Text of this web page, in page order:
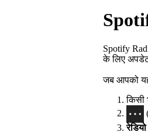
Spotify
के लिए अपडेट
जब आपको
किसी